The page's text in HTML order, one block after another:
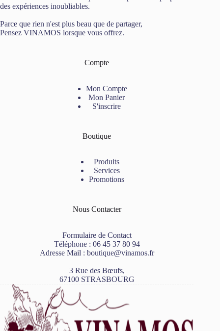
des expériences inoubliables.
Parce que rien n'est plus beau que de partager,
Pensez VINAMOS lorsque vous offrez.
Compte
Mon Compte
Mon Panier
S'inscrire
Boutique
Produits
Services
Promotions
Nous Contacter
Formulaire de Contact
Téléphone : 06 45 37 80 94
Adresse Mail : boutique@vinamos.fr
3 Rue des Bœufs,
67100 STRASBOURG